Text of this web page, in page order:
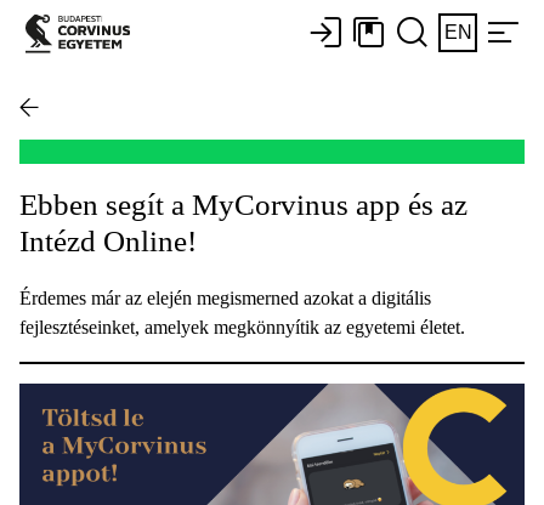
EN
Ebben segít a MyCorvinus app és az
Intézd Online!
Érdemes már az elején megismerned azokat a digitális
fejlesztéseinket, amelyek megkönnyítik az egyetemi életet.